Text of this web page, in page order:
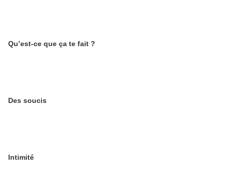
Qu’est-ce que ça te fait ?
Des soucis
Intimité